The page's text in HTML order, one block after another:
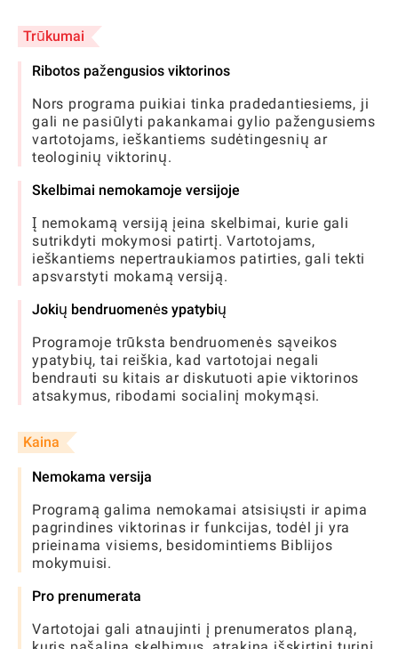
Trūkumai
Ribotos pažengusios viktorinos
Nors programa puikiai tinka pradedantiesiems, ji
gali ne pasiūlyti pakankamai gylio pažengusiems
vartotojams, ieškantiems sudėtingesnių ar
teologinių viktorinų.
Skelbimai nemokamoje versijoje
Į nemokamą versiją įeina skelbimai, kurie gali
sutrikdyti mokymosi patirtį. Vartotojams,
ieškantiems nepertraukiamos patirties, gali tekti
apsvarstyti mokamą versiją.
Jokių bendruomenės ypatybių
Programoje trūksta bendruomenės sąveikos
ypatybių, tai reiškia, kad vartotojai negali
bendrauti su kitais ar diskutuoti apie viktorinos
atsakymus, ribodami socialinį mokymąsi.
Kaina
Nemokama versija
Programą galima nemokamai atsisiųsti ir apima
pagrindines viktorinas ir funkcijas, todėl ji yra
prieinama visiems, besidomintiems Biblijos
mokymuisi.
Pro prenumerata
Vartotojai gali atnaujinti į prenumeratos planą,